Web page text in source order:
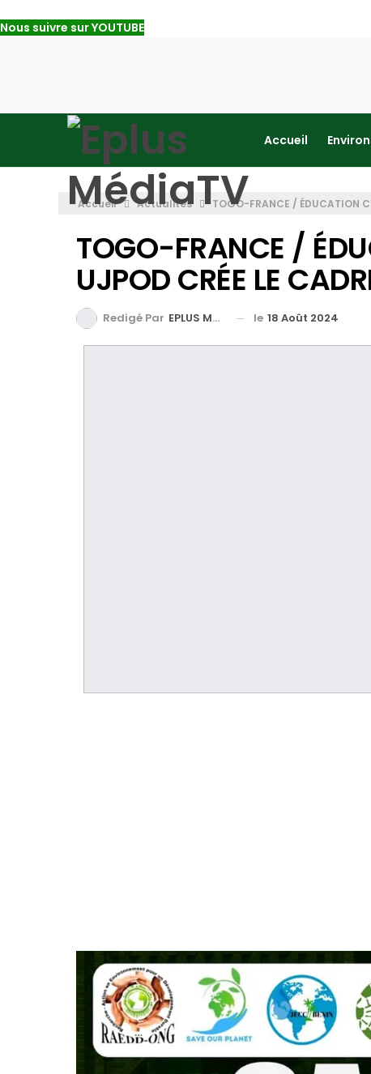
Nous suivre sur YOUTUBE
Accueil
Accueil Actualités TOGO-FRANCE / ÉDUCATION
TOGO-FRANCE /
UJPOD CRÉE LE
Redigé Par EPLUS MEDIA TV le 18 Août 2024